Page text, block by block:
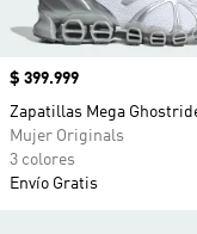
Precio
$ 399.999
Zapatillas Mega
Mujer Originals
3 colores
Envío Gratis